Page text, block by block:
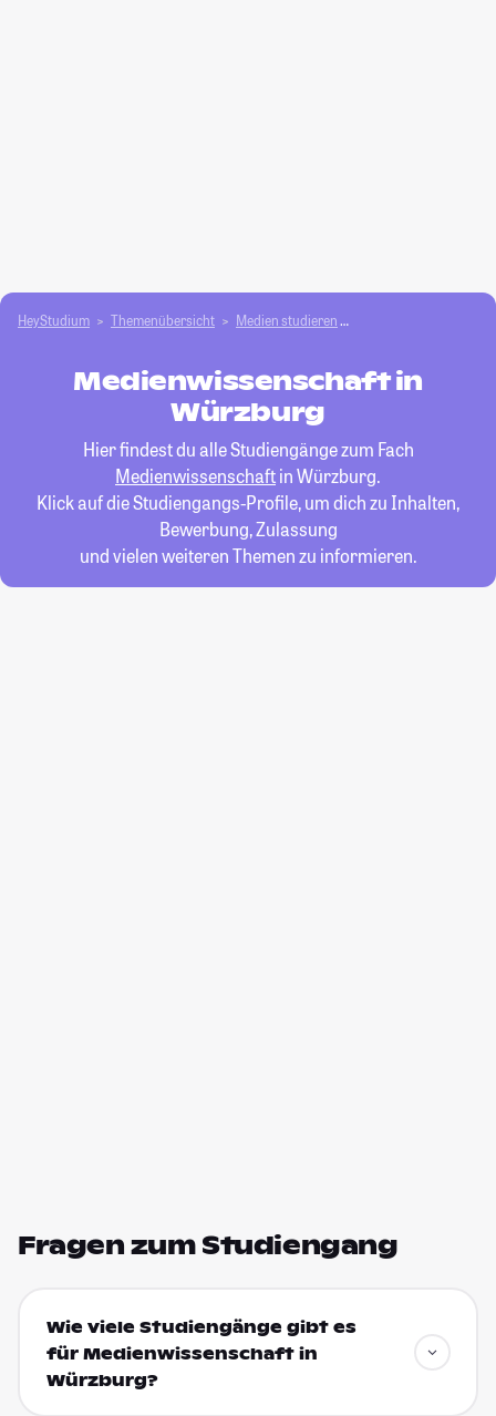
HeyStudium Themenübersicht Medien studieren
Medienwissenschaft in
Würzburg
Hier findest du alle Studiengänge zum Fach
Medienwissenschaftin Würzburg.
Klick auf die Studiengangs-Profile, um dich zu Inhalten,
Bewerbung, Zulassung
und vielen weiteren Themen zu informieren.
Fragen zum Studiengang
Wie viele Studiengänge gibt es
für Medienwissenschaft in
Würzburg?